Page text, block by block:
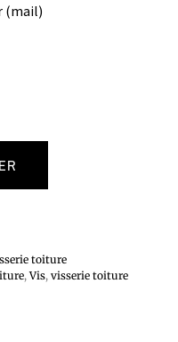
(mail)
toiture
,Vis, visserie toiture